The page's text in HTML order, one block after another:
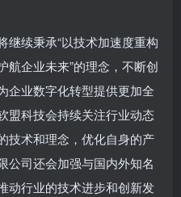
继续秉承“以技术加速度重构
航企业未来”的理念，不断创
企业数字化转型提供更加全
盟科技会持续关注行业动态
技术和理念，优化自身的产
公司还会加强与国内外知名
动行业的技术进步和创新发